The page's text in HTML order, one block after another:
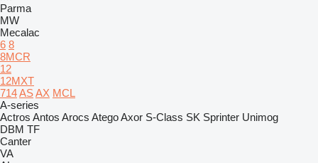
Parma
MW
Mecalac
6 8
8MCR
12
12MXT
714ASAX MCL
A-series
Actros Antos Arocs AtegoAxor S-Class SK Sprinter Unimog
DBM TF
Canter
VA